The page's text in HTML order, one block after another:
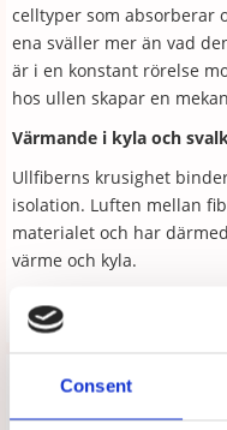
Consent
celltyper som absorberar
ena sväller mer än vad
är i en konstant rörelse
hos ullen skapar en
Värmande i kyla och
Ullfiberns krusighet
isolation. Luften mellan
materialet och har
värme och kyla.
Tipsa
Arbetsskor